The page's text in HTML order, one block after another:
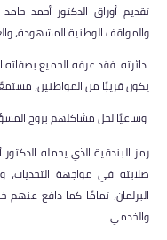
تقديم أوراق الدكتور أحمد
والمواقف الوطنية المشهودة،
دائرته. فقد عرفه الجميع بصفاته
يكون قريبًا من المواطنين،
وساعيًا لحل مشاكلهم بروح
رمز البندقية الذي يحمله
صلابته في مواجهة التحديات،
البرلمان، تمامًا كما دافع عنهم
والخدمي.